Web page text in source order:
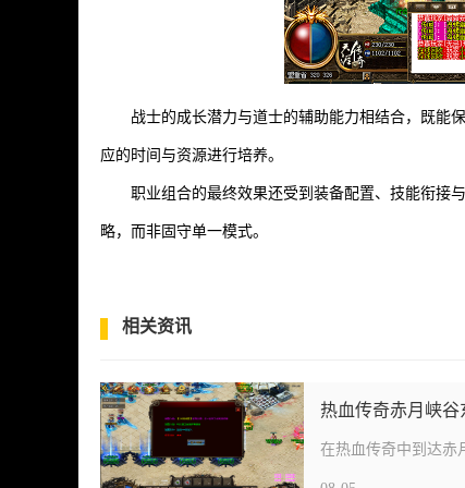
战士的成长潜力与道士的辅助能力相结合，既能
应的时间与资源进行培养。
职业组合的最终效果还受到装备配置、技能衔接
略，而非固守单一模式。
相关资讯
热血传奇赤月峡谷